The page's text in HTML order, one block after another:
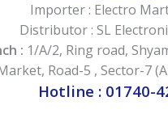
Importer : Electro
Distributor : SL
: 1/A/2, Ring road,
Road-5 , Sector-7
Hotline : 01740-